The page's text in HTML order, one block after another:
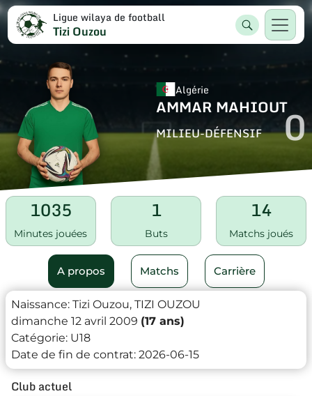
Ligue wilaya de football
Tizi Ouzou
Algérie
AMMAR MAHIOUT
MILIEU-DÉFENSIF 0
1035
Minutes jouées
1
Buts
14
Matchs joués
A propos Matchs Carrière
Naissance: Tizi Ouzou, TIZI OUZOU
dimanche 12 avril 2009 (17 ans)
Catégorie: U18
Date de fin de contrat: 2026-06-15
Club actuel